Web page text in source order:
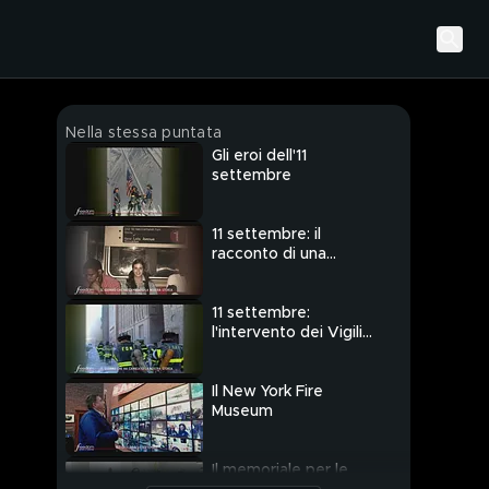
Nella stessa puntata
Gli eroi dell'11
settembre
11 settembre: il
racconto di una
11 settembre:
l'intervento dei Vigili
Il New York Fire
Museum
Il memoriale per le